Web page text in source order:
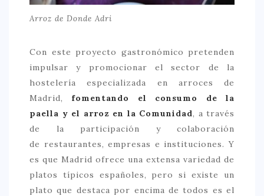
Arroz de Donde Adri
Con este proyecto gastronómico pretenden
impulsar y promocionar el sector de la
hostelería especializada en arroces de
Madrid, fomentando el consumo de la
paella y el arroz en la Comunidad, a través
de la participación y colaboración
de restaurantes, empresas e instituciones. Y
es que Madrid ofrece una extensa variedad de
platos típicos españoles, pero si existe un
plato que destaca por encima de todos es el